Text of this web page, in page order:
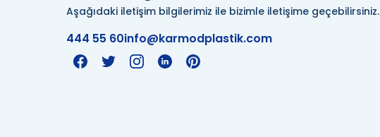
Aşağıdaki iletişim bilgilerimiz ile bizimle iletişime geçebilirsiniz.
444 55 60info@karmodplastik.com